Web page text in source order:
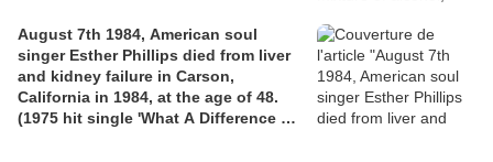
August 7th 1984, American soul
singer Esther Phillips died from liver
and kidney failure in Carson,
California in 1984, at the age of 48.
(1975 hit single 'What A Difference A